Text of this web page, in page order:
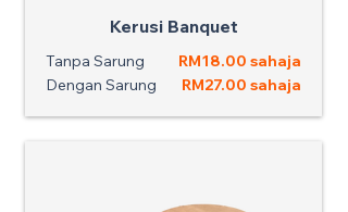
Kerusi Banquet
Tanpa Sarung
RM18.00 sahaja
Dengan Sarung
RM27.00 sahaja